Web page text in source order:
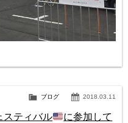
2018.03.11
ブログ
スティバル
に参加して